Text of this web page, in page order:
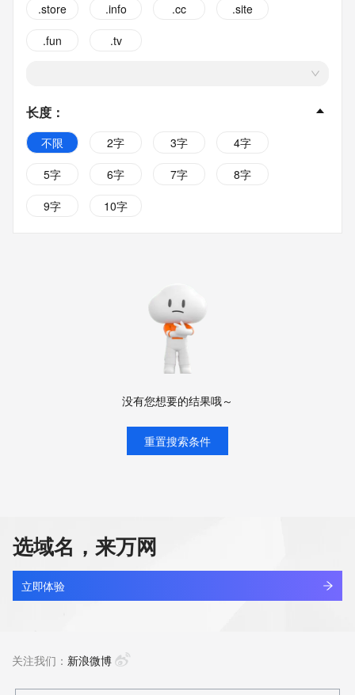
.store
.info .cc
.site
.fun
.tv
长度 ：
不限 2字 3字
4字
5字
6字 7字
8字
9字
10字
没有您想要的结果哦～
重置搜索条件
选域名，来万网
立即体验
关注我们： 新浪微博